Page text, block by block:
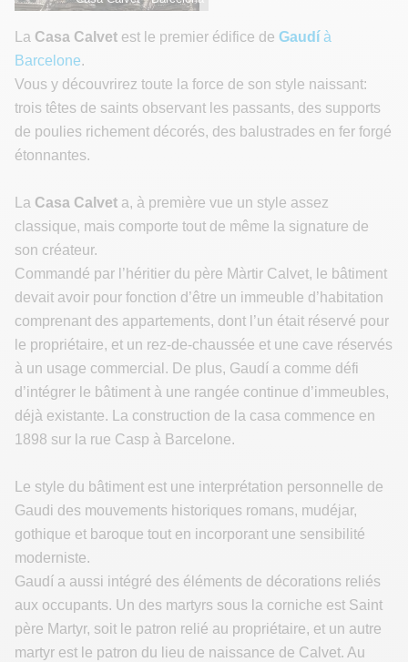
La Casa Calvet est le premier édifice de Gaudí à
Barcelone.
Vous y découvrirez toute la force de son style naissant:
trois têtes de saints observant les passants, des supports
de poulies richement décorés, des balustrades en fer forgé
étonnantes.
La Casa Calvet a, à première vue un style assez
classique, mais comporte tout de même la signature de
son créateur.
Commandé par l’héritier du père Màrtir Calvet, le bâtiment
devait avoir pour fonction d’être un immeuble d’habitation
comprenant des appartements, dont l’un était réservé pour
le propriétaire, et un rez-de-chaussée et une cave réservés
à un usage commercial. De plus, Gaudí a comme défi
d’intégrer le bâtiment à une rangée continue d’immeubles,
déjà existante. La construction de la casa commence en
1898 sur la rue Casp à Barcelone.
Le style du bâtiment est une interprétation personnelle de
Gaudi des mouvements historiques romans, mudéjar,
gothique et baroque tout en incorporant une sensibilité
moderniste.
Gaudí a aussi intégré des éléments de décorations reliés
aux occupants. Un des martyrs sous la corniche est Saint
père Martyr, soit le patron relié au propriétaire, et un autre
martyr est le patron du lieu de naissance de Calvet. Au